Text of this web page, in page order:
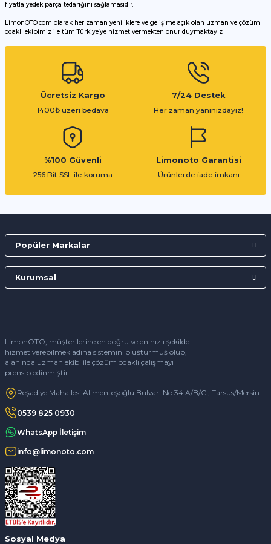
fiyatla yedek parça tedariğini sağlamasıdır.
LimonOTO.com olarak her zaman yeniliklere ve gelişime açık olan uzman ve çözüm
odaklı ekibimiz ile tüm Türkiye’ye hizmet vermekten onur duymaktayız.
Ücretsiz Kargo
1400₺ üzeri bedava
7/24 Destek
Her zaman yanınızdayız!
%100 Güvenli
256 Bit SSL ile koruma
Limonoto Garantisi
Ürünlerde iade imkanı
LimonOTO, müşterilerine en doğru ve en hızlı şekilde
hizmet verebilmek adına sistemini oluşturmuş olup,
alanında uzman ekibi ile çözüm odaklı çalışmayı
prensip edinmiştir.
Reşadiye Mahallesi Alimenteşoğlu Bulvarı No 34 A/B/C , Tarsus/Mersin
0539 825 0930
WhatsApp İletişim
info@limonoto.com
Popüler Markalar
Kurumsal
Sosyal Medya